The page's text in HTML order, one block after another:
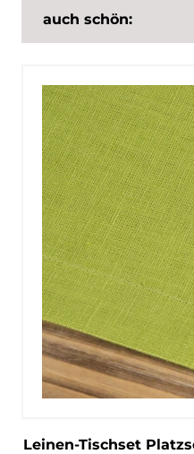
auch schön:
Leinen-Tischset